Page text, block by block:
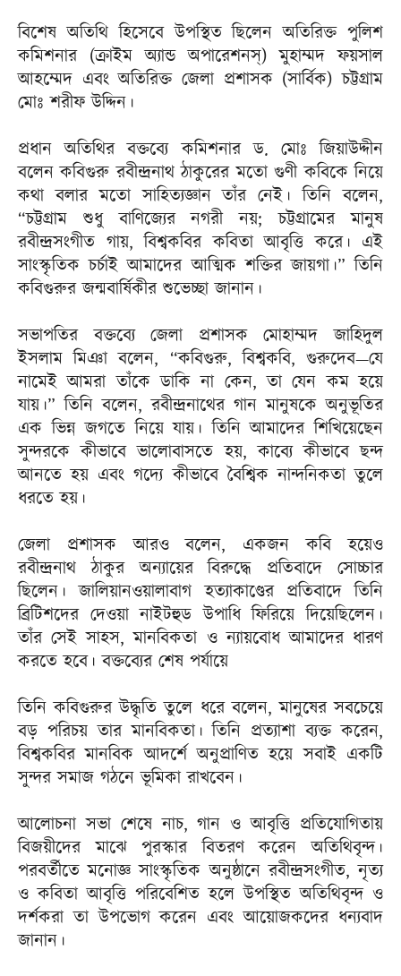
বিশেষ অতিথি হিসেবে উপস্থিত ছিলেন অতিরিক্ত পুলিশ
কমিশনার (ক্রাইম অ্যান্ড অপারেশনস্) মুহাম্মদ ফয়সাল
আহম্মেদ এবং অতিরিক্ত জেলা প্রশাসক (সার্বিক) চট্টগ্রাম
মোঃ শরীফ উদ্দিন।
প্রধান অতিথির বক্তব্যে কমিশনার ড. মোঃ জিয়াউদ্দীন
বলেন কবিগুরু রবীন্দ্রনাথ ঠাকুরের মতো গুণী কবিকে নিয়ে
কথা বলার মতো সাহিত্যজ্ঞান তাঁর নেই। তিনি বলেন,
“চট্টগ্রাম শুধু বাণিজ্যের নগরী নয়; চট্টগ্রামের মানুষ
রবীন্দ্রসংগীত গায়, বিশ্বকবির কবিতা আবৃত্তি করে। এই
সাংস্কৃতিক চর্চাই আমাদের আত্মিক শক্তির জায়গা।” তিনি
কবিগুরুর জন্মবার্ষিকীর শুভেচ্ছা জানান।
সভাপতির বক্তব্যে জেলা প্রশাসক মোহাম্মদ জাহিদুল
ইসলাম মিঞা বলেন, “কবিগুরু, বিশ্বকবি, গুরুদেব—যে
নামেই আমরা তাঁকে ডাকি না কেন, তা যেন কম হয়ে
যায়।” তিনি বলেন, রবীন্দ্রনাথের গান মানুষকে অনুভূতির
এক ভিন্ন জগতে নিয়ে যায়। তিনি আমাদের শিখিয়েছেন
সুন্দরকে কীভাবে ভালোবাসতে হয়, কাব্যে কীভাবে ছন্দ
আনতে হয় এবং গদ্যে কীভাবে বৈশ্বিক নান্দনিকতা তুলে
ধরতে হয়।
জেলা প্রশাসক আরও বলেন, একজন কবি হয়েও
রবীন্দ্রনাথ ঠাকুর অন্যায়ের বিরুদ্ধে প্রতিবাদে সোচ্চার
ছিলেন। জালিয়ানওয়ালাবাগ হত্যাকাণ্ডের প্রতিবাদে তিনি
ব্রিটিশদের দেওয়া নাইটহুড উপাধি ফিরিয়ে দিয়েছিলেন।
তাঁর সেই সাহস, মানবিকতা ও ন্যায়বোধ আমাদের ধারণ
করতে হবে। বক্তব্যের শেষ পর্যায়ে
তিনি কবিগুরুর উদ্ধৃতি তুলে ধরে বলেন, মানুষের সবচেয়ে
বড় পরিচয় তার মানবিকতা। তিনি প্রত্যাশা ব্যক্ত করেন,
বিশ্বকবির মানবিক আদর্শে অনুপ্রাণিত হয়ে সবাই একটি
সুন্দর সমাজ গঠনে ভূমিকা রাখবেন।
আলোচনা সভা শেষে নাচ, গান ও আবৃত্তি প্রতিযোগিতায়
বিজয়ীদের মাঝে পুরস্কার বিতরণ করেন অতিথিবৃন্দ।
পরবর্তীতে মনোজ্ঞ সাংস্কৃতিক অনুষ্ঠানে রবীন্দ্রসংগীত, নৃত্য
ও কবিতা আবৃত্তি পরিবেশিত হলে উপস্থিত অতিথিবৃন্দ ও
দর্শকরা তা উপভোগ করেন এবং আয়োজকদের ধন্যবাদ
জানান।